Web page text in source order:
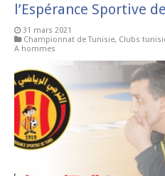
l’Espérance Sportive
31 mars 2021
Championnat de Tunisie, Clubs
A hommes